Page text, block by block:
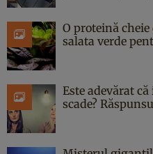
O proteină
salata verde
Este adevărat
scade?